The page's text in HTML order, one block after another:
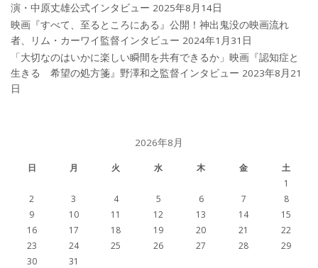
演・中原丈雄公式インタビュー 2025年8月14日
映画『すべて、至るところにある』公開！神出鬼没の映画流れ
者、リム・カーワイ監督インタビュー 2024年1月31日
「大切なのはいかに楽しい瞬間を共有できるか」映画『認知症と
生きる 希望の処方箋』野澤和之監督インタビュー 2023年8月21
日
2026年8月
日 月 火 水 木 金
土
1
2
3 4 5 6 7
8
9
10 11 12 13 14
15
16
17 18 19 20 21
22
23
24 25 26 27 28
29
30
31